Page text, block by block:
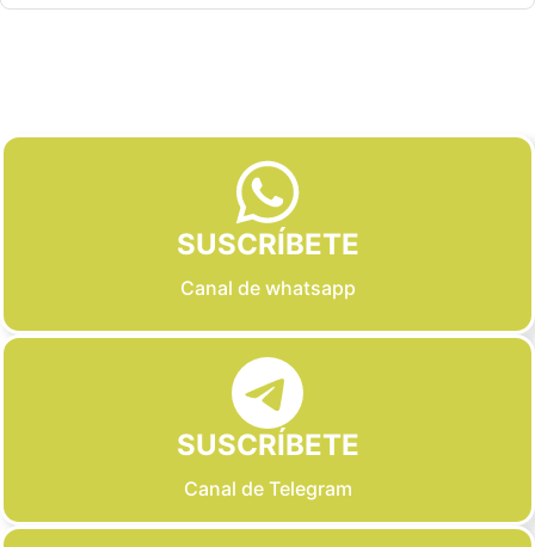
SUSCRÍBETE
Canal de whatsapp
SUSCRÍBETE
Canal de Telegram